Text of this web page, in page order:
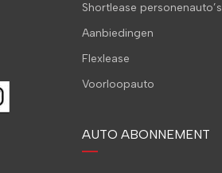
Shortlease personenauto’s
Aanbiedingen
Flexlease
Voorloopauto
AUTO ABONNEMENT